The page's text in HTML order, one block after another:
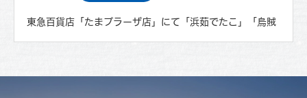
東急百貨店「たまプラーザ店」にて「浜茹でたこ」「烏賊